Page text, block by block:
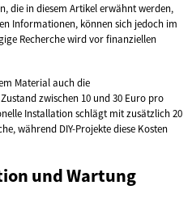
die in diesem Artikel erwähnt werden,
Informationen, können sich jedoch im
Recherche wird vor finanziellen
Material auch die
zwischen 10 und 30 Euro pro
Installation schlägt mit zusätzlich 20
während DIY-Projekte diese Kosten
und Wartung